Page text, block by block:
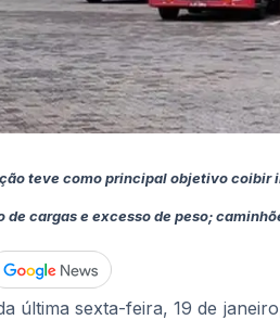
teve como principal objetivo coibir
de cargas e excesso de peso;
última sexta-feira, 19 de